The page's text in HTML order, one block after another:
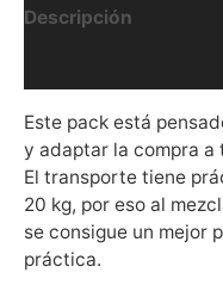
Descripción
Este pack está
y adaptar la compra a
El transporte tiene
20 kg, por eso al
se consigue un mejor
práctica.